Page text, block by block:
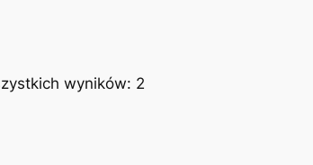
wyników: 2